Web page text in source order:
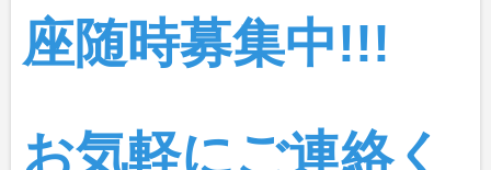
座随時募集中!!!
お気軽にご連絡く